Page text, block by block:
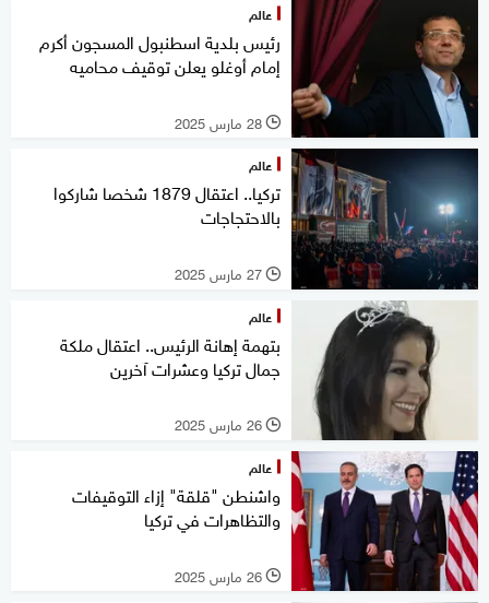
عالم
رئيس بلدية اسطنبول المسجون أكرم
إمام أوغلو يعلن توقيف محاميه
l 28 مارس 2025
عالم
تركيا.. اعتقال 1879 شخصا شاركوا
بالاحتجاجات
l 27 مارس 2025
عالم
بتهمة إهانة الرئيس.. اعتقال ملكة
جمال تركيا وعشرات آخرين
l 26 مارس 2025
عالم
واشنطن "قلقة" إزاء التوقيفات
والتظاهرات في تركيا
l 26 مارس 2025